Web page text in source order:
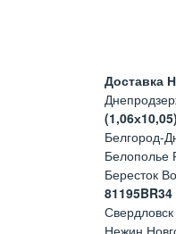
Доставка
Белгород-
Белополье
Бересток
Нежин